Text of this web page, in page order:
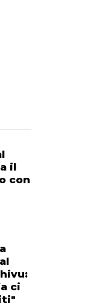
il
con
ci